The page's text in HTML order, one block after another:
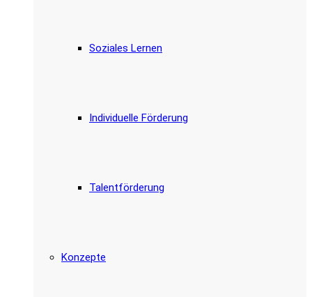
Soziales Lernen
Individuelle Förderung
Talentförderung
Konzepte